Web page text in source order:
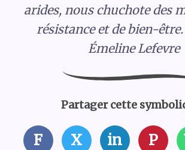
arides, nous chuchote des
résistance et de bien-
Émeline Lefevre
Partager cette
F X in P